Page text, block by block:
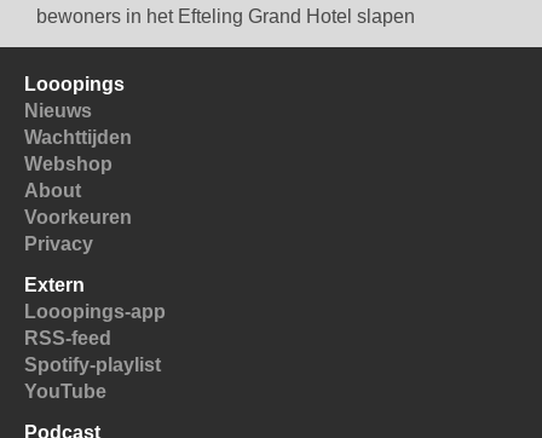
bewoners in het Efteling Grand Hotel slapen
Looopings
Nieuws
Wachttijden
Webshop
About
Voorkeuren
Privacy
Extern
Looopings-app
RSS-feed
Spotify-playlist
YouTube
Podcast